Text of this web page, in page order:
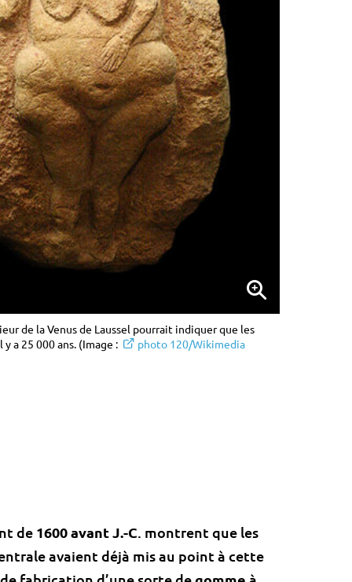
de la Venus de Laussel pourrait indiquer que les
a 25 000 ans. (Image :
photo 120/Wikimedia
de 1600 avant J.-C . montrent que les
avaient déjà mis au point à cette